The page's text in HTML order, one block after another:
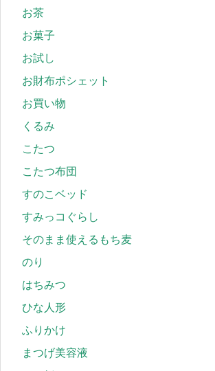
お茶
お菓子
お試し
お財布ポシェット
お買い物
くるみ
こたつ
こたつ布団
すのこベッド
すみっコぐらし
そのまま使えるもち麦
のり
はちみつ
ひな人形
ふりかけ
まつげ美容液